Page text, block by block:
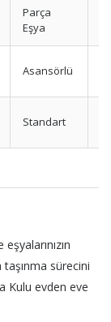
Parça
Eşya
Asansörlü
Standart
taşınma sürecini
Kulu evden eve